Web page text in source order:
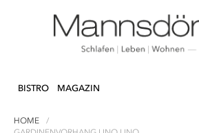
zum
BISTRO MAGAZIN
HOME